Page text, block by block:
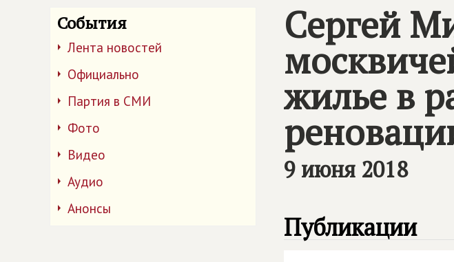
События
Лента новостей
Официально
Партия в СМИ
Фото
Видео
Аудио
Анонсы
Сергей
жилье в
9 июня 2018
Публикации